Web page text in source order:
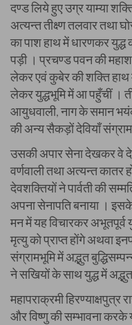
दण्ड लिये हुए उग्र याम्या
अत्यन्त तीक्ष्ण तलवार तथा
का पाश हाथ में धारणकर युद्ध
पड़ी । प्रचण्ड पवन की
लेकर एवं कुबेर की शक्ति
लेकर युद्धभूमि में आ पहुँचीं ।
आयुधवाली, नाग के समान
की अन्य सैकड़ों देवियाँ
उसकी अपार सेना देखकर वे
वर्णवाली तथा अत्यन्त कातर
देवशक्तियों ने पार्वती की
अपना सेनापति बनाया ।
मन में यह विचारकर
मृत्यु को प्राप्त होंगे अथवा
संग्रामभूमि में अद्भुत
ने सखियों के साथ युद्ध में
महापराक्रमी हिरण्याक्षपुत्र
और विष्णु की सम्भावना